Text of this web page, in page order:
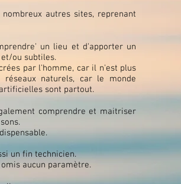
autres sites, reprenant
un lieu et d'apporter un
ou subtiles.
par l'homme, car il n'est plus
réseaux naturels, car le monde
sont partout.
comprendre et maitriser
un fin technicien.
aucun paramètre.